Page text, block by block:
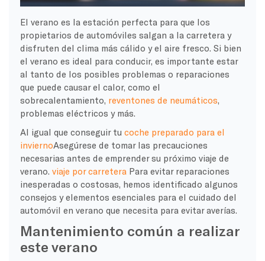
El verano es la estación perfecta para que los
propietarios de automóviles salgan a la carretera y
disfruten del clima más cálido y el aire fresco. Si bien
el verano es ideal para conducir, es importante estar
al tanto de los posibles problemas o reparaciones
que puede causar el calor, como el
sobrecalentamiento, reventones de neumáticos
problemas eléctricos y más.
Al igual que conseguir tu coche preparado para el
inviernoAsegúrese de tomar las precauciones
necesarias antes de emprender su próximo viaje de
verano. viaje por carretera Para evitar reparaciones
inesperadas o costosas, hemos identificado algunos
consejos y elementos esenciales para el cuidado del
automóvil en verano que necesita para evitar averías.
Mantenimiento común a realizar
este verano